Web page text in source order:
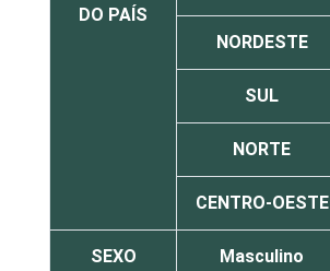
DO PAÍS
NORDESTE
SUL
NORTE
CENTRO-OESTE
SEXO Masculino